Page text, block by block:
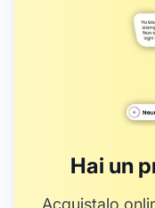
Hai un
Acquistalo